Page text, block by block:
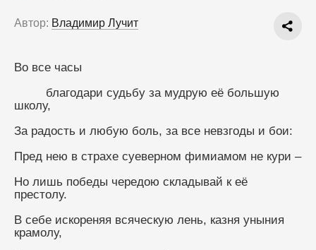
Автор: Владимир Лучит
Во все часы
школу,
За радость и любую боль, за все невзгоды и бои:
Пред нею в страхе суеверном фимиамом не кури –
Но лишь победы чередою складывай к её
престолу.
В себе искореняя всяческую лень, казня уныния
крамолу,